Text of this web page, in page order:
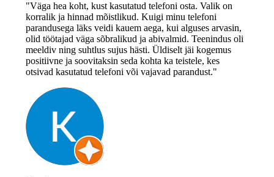
"Väga hea koht, kust kasutatud telefoni osta. Valik on
korralik ja hinnad mõistlikud. Kuigi minu telefoni
parandusega läks veidi kauem aega, kui alguses arvasin,
olid töötajad väga sõbralikud ja abivalmid. Teenindus oli
meeldiv ning suhtlus sujus hästi. Üldiselt jäi kogemus
positiivne ja soovitaksin seda kohta ka teistele, kes
otsivad kasutatud telefoni või vajavad parandust."